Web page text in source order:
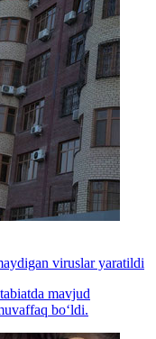
viruslar yaratildi
mavjud
bo‘ldi.